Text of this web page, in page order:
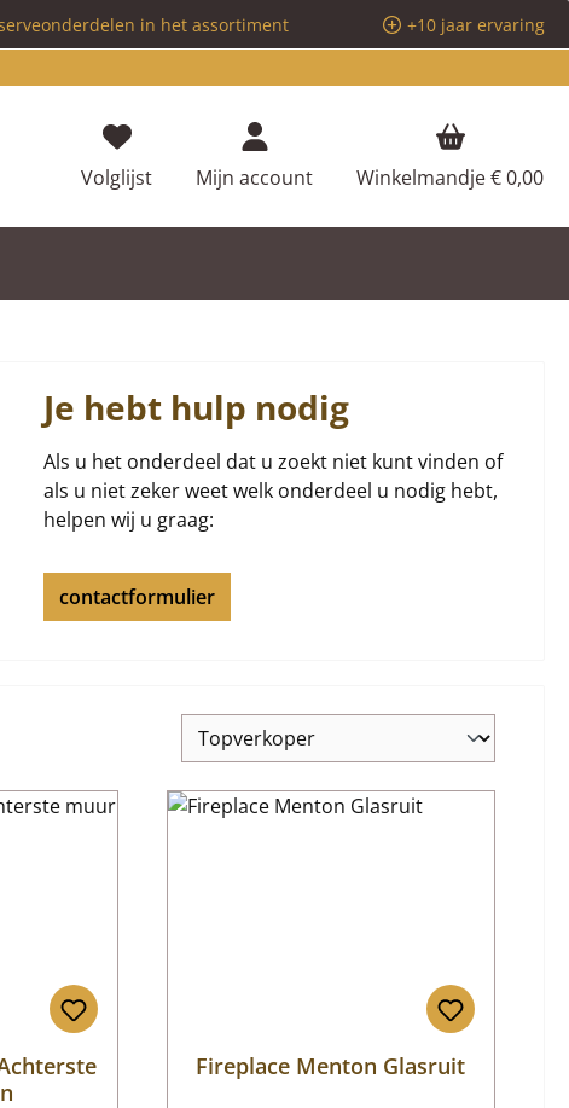
in het assortiment
+10 jaar ervaring
VolglijstJe hebt 0 items op je verlanglijstje
Mijn account Winkelmandje€ 0,00
Je hebt hulp nodig
Als u het onderdeel dat u zoekt niet kunt vinden of
als u niet zeker weet welk onderdeel u nodig hebt,
helpen wij u graag:
contactformulier
Fireplace Menton Glasruit